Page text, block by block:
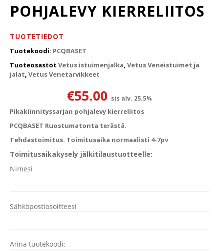
POHJALEVY KIERRELIITOS
TUOTETIEDOT
Tuotekoodi: PCQBASET
Tuoteosastot Vetus istuimenjalka, Vetus Veneistuimet ja
jalat, Vetus Venetarvikkeet
€55.00 sis alv. 25.5%
Pikakiinnityssarjan pohjalevy kierreliitos
PCQBASET Ruostumatonta terästä.
Tehdastoimitus. Toimitusaika normaalisti 4-7pv
Toimitusaikakysely jälkitilaustuotteelle:
Nimesi
Sähköpostiosoitteesi
Anna tuotekoodi: